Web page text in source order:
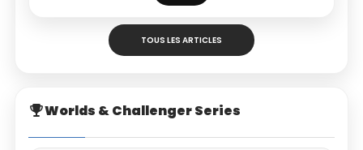
TOUS LES ARTICLES
Worlds & Challenger Series